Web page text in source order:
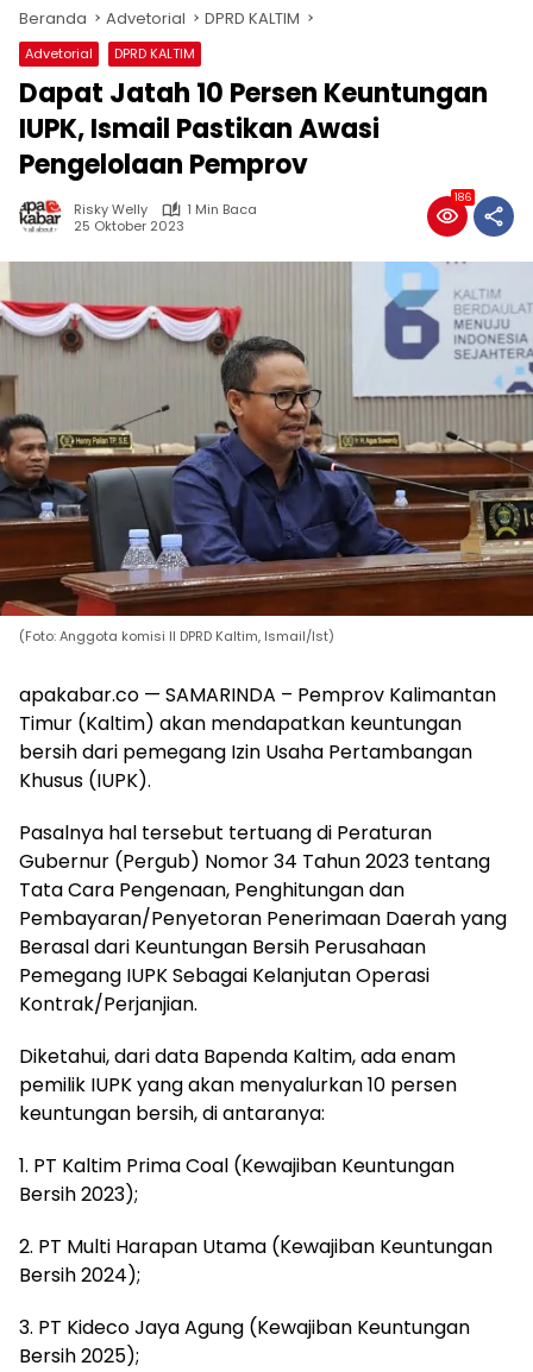
Beranda Advetorial DPRD KALTIM
Advetorial DPRD KALTIM
Dapat Jatah 10 Persen Keuntungan
IUPK, Ismail Pastikan Awasi
Pengelolaan Pemprov
Risky Welly
1 Min Baca
25 Oktober 2023
186
(Foto: Anggota komisi II DPRD Kaltim, Ismail/Ist)
apakabar.co — SAMARINDA – Pemprov Kalimantan
Timur (Kaltim) akan mendapatkan keuntungan
bersih dari pemegang Izin Usaha Pertambangan
Khusus (IUPK).
Pasalnya hal tersebut tertuang di Peraturan
Gubernur (Pergub) Nomor 34 Tahun 2023 tentang
Tata Cara Pengenaan, Penghitungan dan
Pembayaran/Penyetoran Penerimaan Daerah yang
Berasal dari Keuntungan Bersih Perusahaan
Pemegang IUPK Sebagai Kelanjutan Operasi
Kontrak/Perjanjian.
Diketahui, dari data Bapenda Kaltim, ada enam
pemilik IUPK yang akan menyalurkan 10 persen
keuntungan bersih, di antaranya:
1. PT Kaltim Prima Coal (Kewajiban Keuntungan
Bersih 2023);
2. PT Multi Harapan Utama (Kewajiban Keuntungan
Bersih 2024);
3. PT Kideco Jaya Agung (Kewajiban Keuntungan
Bersih 2025);